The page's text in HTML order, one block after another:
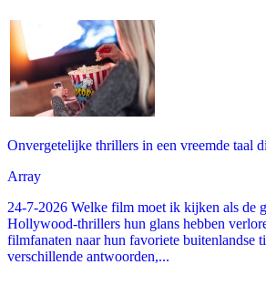
Onvergetelijke thrillers in een vreemde taal
Array
24-7-2026 Welke film moet ik kijken als de
Hollywood-thrillers hun glans hebben
filmfanaten naar hun favoriete buitenlandse
verschillende antwoorden,...